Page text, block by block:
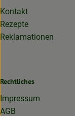
Kontakt
Rezepte
Reklamationen
Rechtliches
Impressum
AGB